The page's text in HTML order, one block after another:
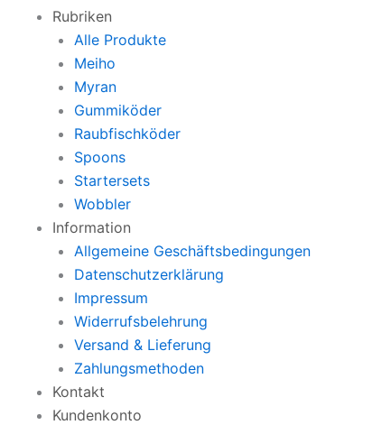
Rubriken
Alle Produkte
Meiho
Myran
Gummiköder
Raubfischköder
Spoons
Startersets
Wobbler
Information
Allgemeine Geschäftsbedingungen
Datenschutzerklärung
Impressum
Widerrufsbelehrung
Versand & Lieferung
Zahlungsmethoden
Kontakt
Kundenkonto